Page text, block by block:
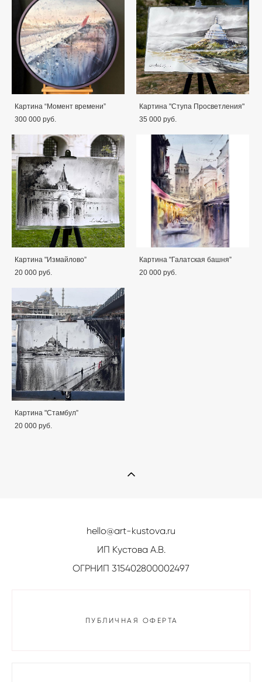
Картина “Момент времени”
300 000 pуб.
Картина "Ступа Просветления"
35 000 pуб.
Картина "Измайлово”
20 000 pуб.
Картина "Галатская башня”
20 000 pуб.
Картина "Стамбул”
20 000 pуб.
hello@art-kustova.ru
ИП Кустова А.В.
ОГРНИП 315402800002497
ПУБЛИЧНАЯ ОФЕРТА